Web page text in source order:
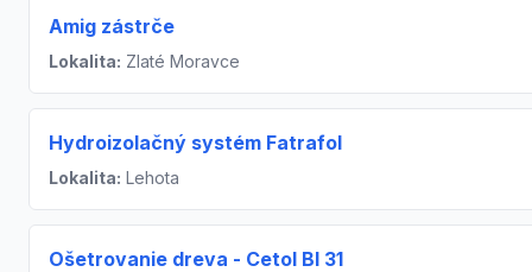
Amig zástrče
Lokalita: Zlaté Moravce
Hydroizolačný systém Fatrafol
Lokalita: Lehota
Ošetrovanie dreva - Cetol Bl 31